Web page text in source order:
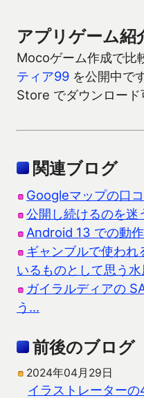
アプリゲーム紹
Mocoゲーム作成で比
ティア99 を公開中で
Store でダウンロード
関連ブログ
Googleマップの口
公開し続けるのを迷
Android 13 での動
ギャンブルで使われ
いるものとして思う
ガイラルディアの
う…
前後のブログ
2024年04月29日
イラストレーター